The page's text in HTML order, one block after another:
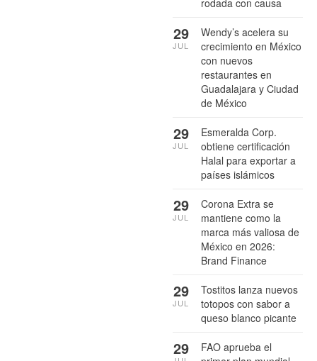
Wendy’s acelera su
crecimiento en México
con nuevos
restaurantes en
Guadalajara y Ciudad
de México
29
JUL
Esmeralda Corp.
obtiene certificación
Halal para exportar a
países islámicos
29
JUL
Corona Extra se
mantiene como la
marca más valiosa de
México en 2026:
Brand Finance
29
JUL
Tostitos lanza nuevos
totopos con sabor a
queso blanco picante
29
JUL
FAO aprueba el
29